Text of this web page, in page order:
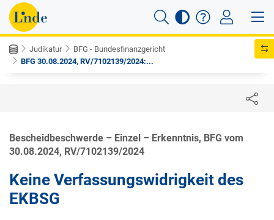
Judikatur
BFG - Bundesfinanzgericht
BFG 30.08.2024, RV/7102139/2024:...
Bescheidbeschwerde – Einzel – Erkenntnis, BFG vom
30.08.2024, RV/7102139/2024
Keine Verfassungswidrigkeit des
EKBSG